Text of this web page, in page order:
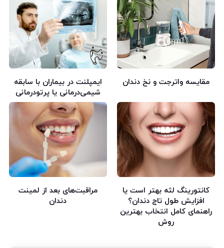
مقایسه واترجت و نخ دندان
ایمپلنت در بیماران با سابقه
شیمی‌درمانی یا پرتودرمانی
کانتورینگ لثه بهتر است یا
افزایش طول تاج دندان؟
راهنمای کامل انتخاب بهترین
روش
مراقبت‌های بعد از لمینت
دندان